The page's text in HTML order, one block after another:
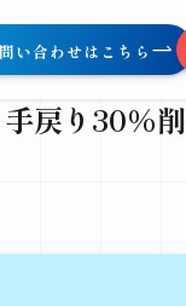
い合わせはこちら
戻り30%削